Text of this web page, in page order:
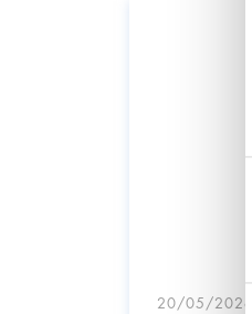
20/05/2026